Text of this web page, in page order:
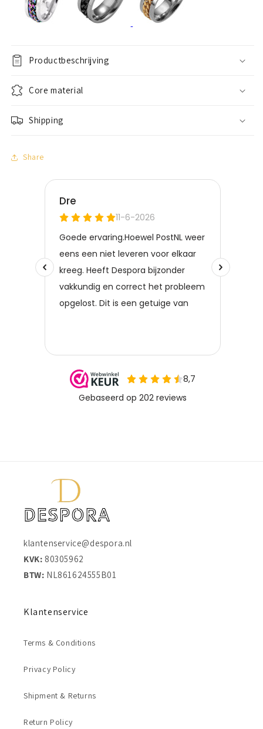
Productbeschrijving
Core material
Shipping
Share
klantenservice@despora.nl
KVK: 80305962
BTW: NL861624555B01
Klantenservice
Terms & Conditions
Privacy Policy
Shipment & Returns
Return Policy